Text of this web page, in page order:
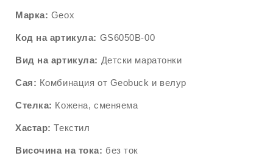
Марка: Geox
Код на артикула: GS6050B-00
Вид на артикула: Детски маратонки
Сая: Комбинация от Geobuck и велур
Стелка: Кожена, сменяема
Хастар:Текстил
Височина на тока: без ток